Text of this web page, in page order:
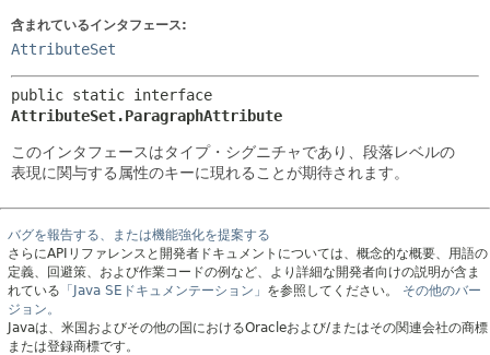
新規
非推奨
ヘルプ
含まれているインタフェース:
AttributeSet
AttributeSet.ParagraphAttribute
このインタフェースはタイプ・シグニチャであり、段落レベルの
表現に関与する属性のキーに現れることが期待されます。
バグを報告する、または機能強化を提案する
さらにAPIリファレンスと開発者ドキュメントについては、概念的な概要、用語の
定義、回避策、および作業コードの例など、より詳細な開発者向けの説明が含ま
れている 「Java SEドキュメンテーション」 を参照してください。
その他のバー
ジョン。
Javaは、米国およびその他の国におけるOracleおよび/またはその関連会社の商標
または登録商標です。